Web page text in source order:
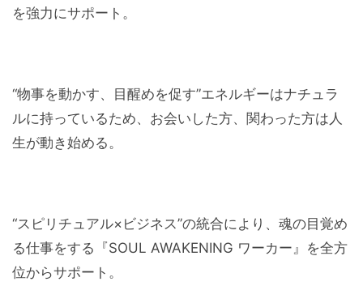
を強力にサポート。
“物事を動かす、目醒めを促す”エネルギーはナチュラ
ルに持っているため、お会いした方、関わった方は人
生が動き始める。
“スピリチュアル×ビジネス”の統合により、魂の目覚め
る仕事をする『SOUL AWAKENING ワーカー』を全方
位からサポート。